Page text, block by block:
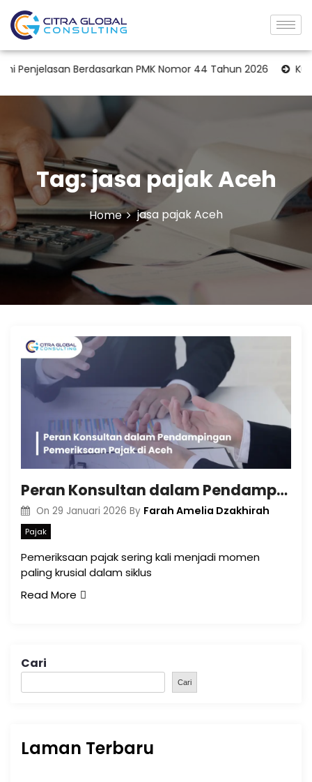
Berdasarkan PMK Nomor 44 Tahun 2026
Tag:jasa pajak Aceh
Home jasa pajak Aceh
Peran Konsultan dalam Pendampingan Pemeriksaan Pajak di Aceh
On 29 Januari 2026 By Farah Amelia Dzakhirah
Pajak
Pemeriksaan pajak sering kali menjadi momen
paling krusial dalam siklus
Read More
Cari
Cari
Laman Terbaru